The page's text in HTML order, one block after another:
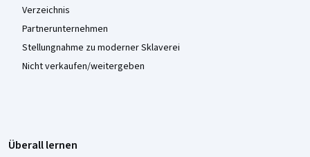
Verzeichnis
Partnerunternehmen
Stellungnahme zu moderner Sklaverei
Nicht verkaufen/weitergeben
Überall lernen